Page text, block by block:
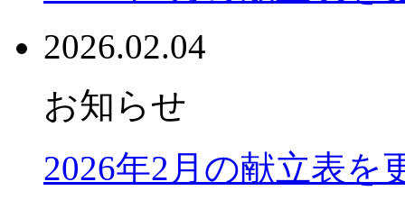
2026.02.04
お知らせ
2026年2月の献立表を